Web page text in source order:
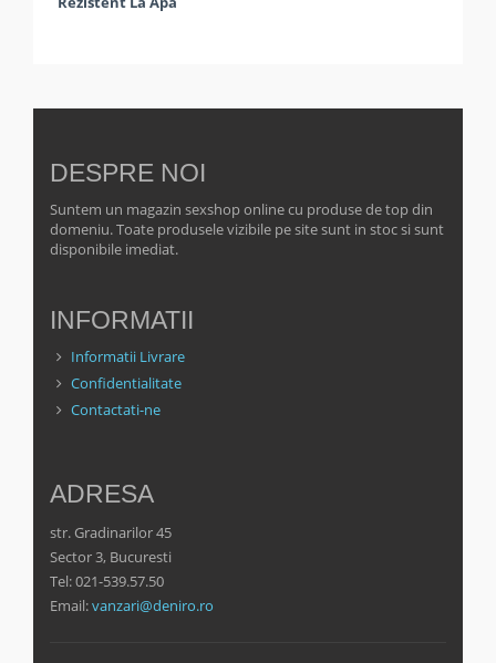
DESPRE NOI
Suntem un magazin sexshop online cu produse de top din
domeniu. Toate produsele vizibile pe site sunt in stoc si sunt
disponibile imediat.
INFORMATII
Informatii Livrare
Confidentialitate
Contactati-ne
ADRESA
str. Gradinarilor 45
Sector 3, Bucuresti
Tel: 021-539.57.50
Email:vanzari@deniro.ro